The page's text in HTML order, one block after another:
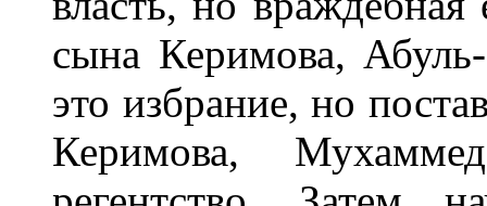
сына Керимова,
это избрание, но
Керимова,